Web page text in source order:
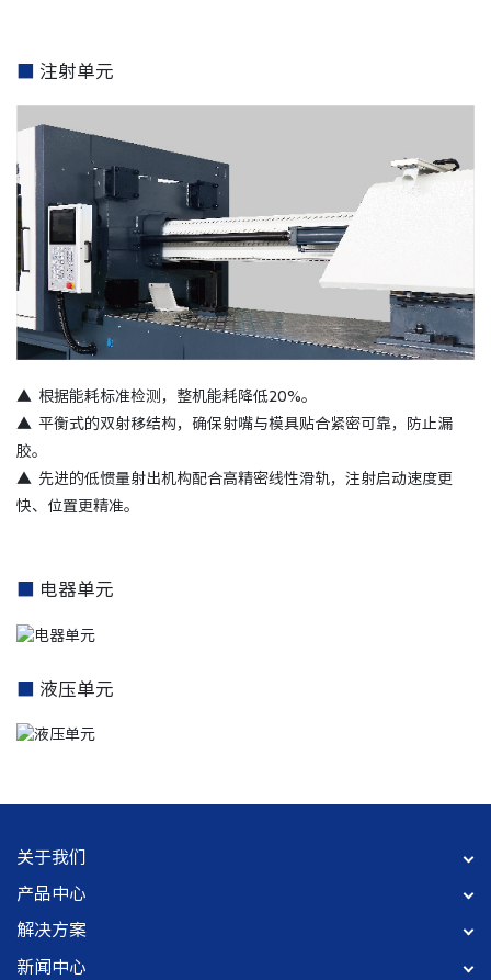
注射单元
▲ 根据能耗标准检测，整机能耗降低20%。
▲ 平衡式的双射移结构，确保射嘴与模具贴合紧密可靠，防止漏
胶。
▲ 先进的低惯量射出机构配合高精密线性滑轨，注射启动速度更
快、位置更精准。
电器单元
液压单元
关于我们
产品中心
解决方案
新闻中心